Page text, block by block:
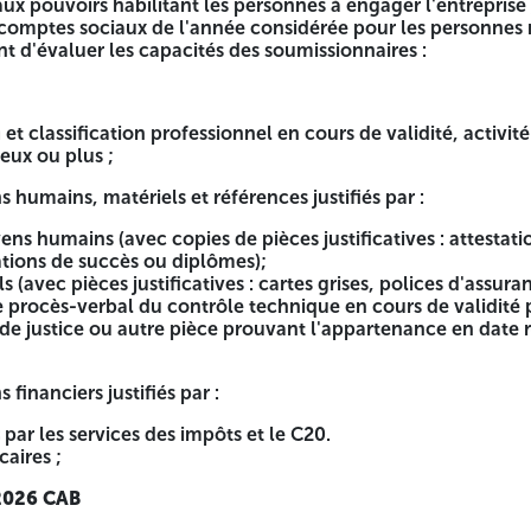
grises, polices d'assurance en cours de validité
d'achats ou PV d'huissier de justice ou autre pièce
C20.
et cachetée par le soumissionnaire par lot (modèle
(la méthodologie d'exécution des prestations, les
le projet, mesures prises par le soumissionnaire pour
le planning prévisionnel détaillé et adapté
la mention manuscrite (écrite à la main) : « lu et
en évidence la rotation en équipe sur chantier
cachetée par le soumissionnaire par lot (modèle annexé
pouvoirs habilitant les personnes à engager l'entreprise
sociaux de l'année considérée pour les personnes
d'évaluer les capacités des soumissionnaires :
classification professionnel en cours de validité,
ou plus ;
humains, matériels et références justifiés par :
humains (avec copies de pièces justificatives :
de succès ou diplômes);
(avec pièces justificatives : cartes grises, polices
verbal du contrôle technique en cours de validité
justice ou autre pièce prouvant l'appartenance en date
financiers justifiés par :
les services des impôts et le C20.
;
CAB